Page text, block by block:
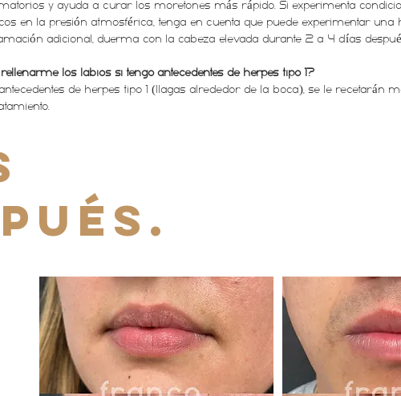
y ayuda a curar los moretones más rápido. Si experimenta
en la presión atmosférica, tenga en cuenta que puede experimentar
adicional, duerma con la cabeza elevada durante 2 a 4 días
los labios si tengo antecedentes de herpes tipo 1?
de herpes tipo 1 (llagas alrededor de la boca), se le recetarán